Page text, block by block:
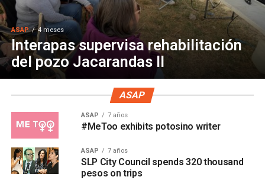
ASAP 4 meses
Interapas supervisa rehabilitación
del pozo Jacarandas II
ASAP
ASAP 7 años
#MeToo exhibits potosino writer
ASAP 7 años
SLP City Council spends 320 thousand
pesos on trips